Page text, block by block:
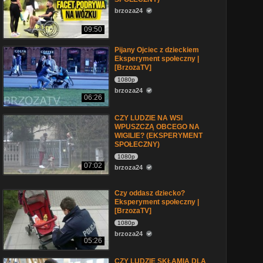
09:50
brzoza24
06:26
Pijany Ojciec z dzieckiem
Eksperyment społeczny |
[BrzozaTV]
1080p
brzoza24
07:02
CZY LUDZIE NA WSI
WPUSZCZĄ OBCEGO NA
WIGILIE? (EKSPERYMENT
SPOŁECZNY)
1080p
brzoza24
05:26
Czy oddasz dziecko?
Eksperyment społeczny |
[BrzozaTV]
1080p
brzoza24
CZY LUDZIE SKŁAMIĄ DLA